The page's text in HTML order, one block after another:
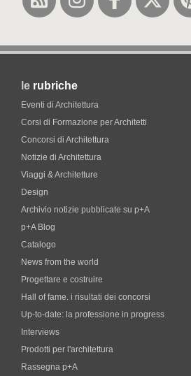
le rubriche
Eventi di Architettura
Corsi di Formazione per Architetti
Concorsi di Architettura
Notizie di Architettura
Viaggi & Architetture
Design
Archivio notizie pubblicate su p+A
p+A Blog
Catalogo
News from the world
Progettare e costruire
Hall of fame. i risultati dei concorsi
Up-to-date: la professione in progress
Interviews
Prodotti per l'architettura
Rassegna p+A